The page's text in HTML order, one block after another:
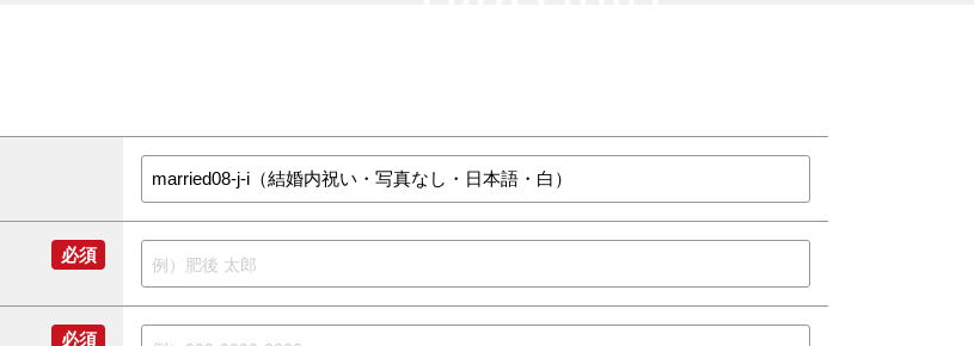
必須
必須